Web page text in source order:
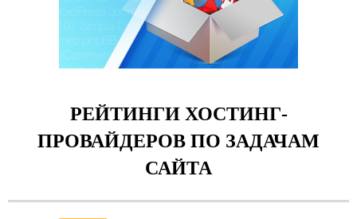
РЕЙТИНГИ ХОСТИНГ-
ПРОВАЙДЕРОВ ПО ЗАДАЧАМ
САЙТА